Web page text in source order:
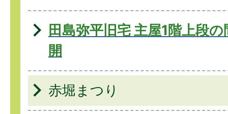
田島弥平旧宅 主屋1階上段
開
赤堀まつり